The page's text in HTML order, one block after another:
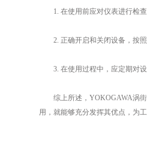
1. 在使用前应对仪表进行检查
2. 正确开启和关闭设备，按照
3. 在使用过程中，应定期对设
综上所述，YOKOGAWA涡街
用，就能够充分发挥其优点，为